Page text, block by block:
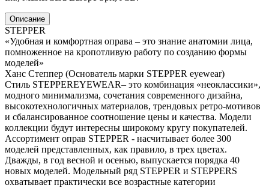
Описание
STEPPER
«Удобная и комфортная оправа – это знание анатомии лица,
помноженное на кропотливую работу по созданию формы
моделей»
Ханс Степпер (Основатель марки STEPPER eyewear)
Стиль STEPPEREYEWEAR– это комбинация «неоклассики»,
модного минимализма, сочетания современного дизайна,
высокотехнологичных материалов, трендовых ретро-мотивов
и сбалансированное соотношение цены и качества. Модели
коллекции будут интересны широкому кругу покупателей.
Ассортимент оправ STEPPER - насчитывает более 300
моделей представленных, как правило, в трех цветах.
Дважды, в год весной и осенью, выпускается порядка 40
новых моделей. Модельный ряд STEPPER и STEPPERS
охватывает практически все возрастные категории